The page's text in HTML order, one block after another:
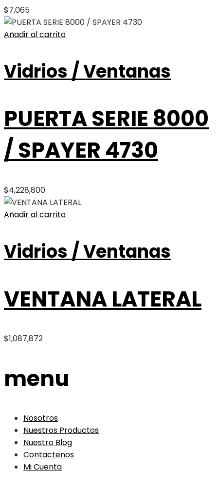
$7,065
Añadir al carrito
Vidrios / Ventanas
PUERTA SERIE 8000
/ SPAYER 4730
$4,228,800
Añadir al carrito
Vidrios / Ventanas
VENTANA LATERAL
$1,087,872
menu
Nosotros
Nuestros Productos
Nuestro Blog
Contactenos
Mi Cuenta